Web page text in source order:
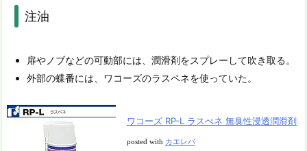
注油
扉やノブなどの可動部には、潤滑剤をスプレーして吹き取る。
外部の蝶番には、ワコーズのラスペネを使っていた。
ワコーズ RP-L ラスぺネ 無臭性浸透潤滑剤
posted with カエレバ